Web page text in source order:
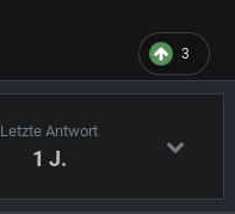
3
Letzte Antwort
1 J.